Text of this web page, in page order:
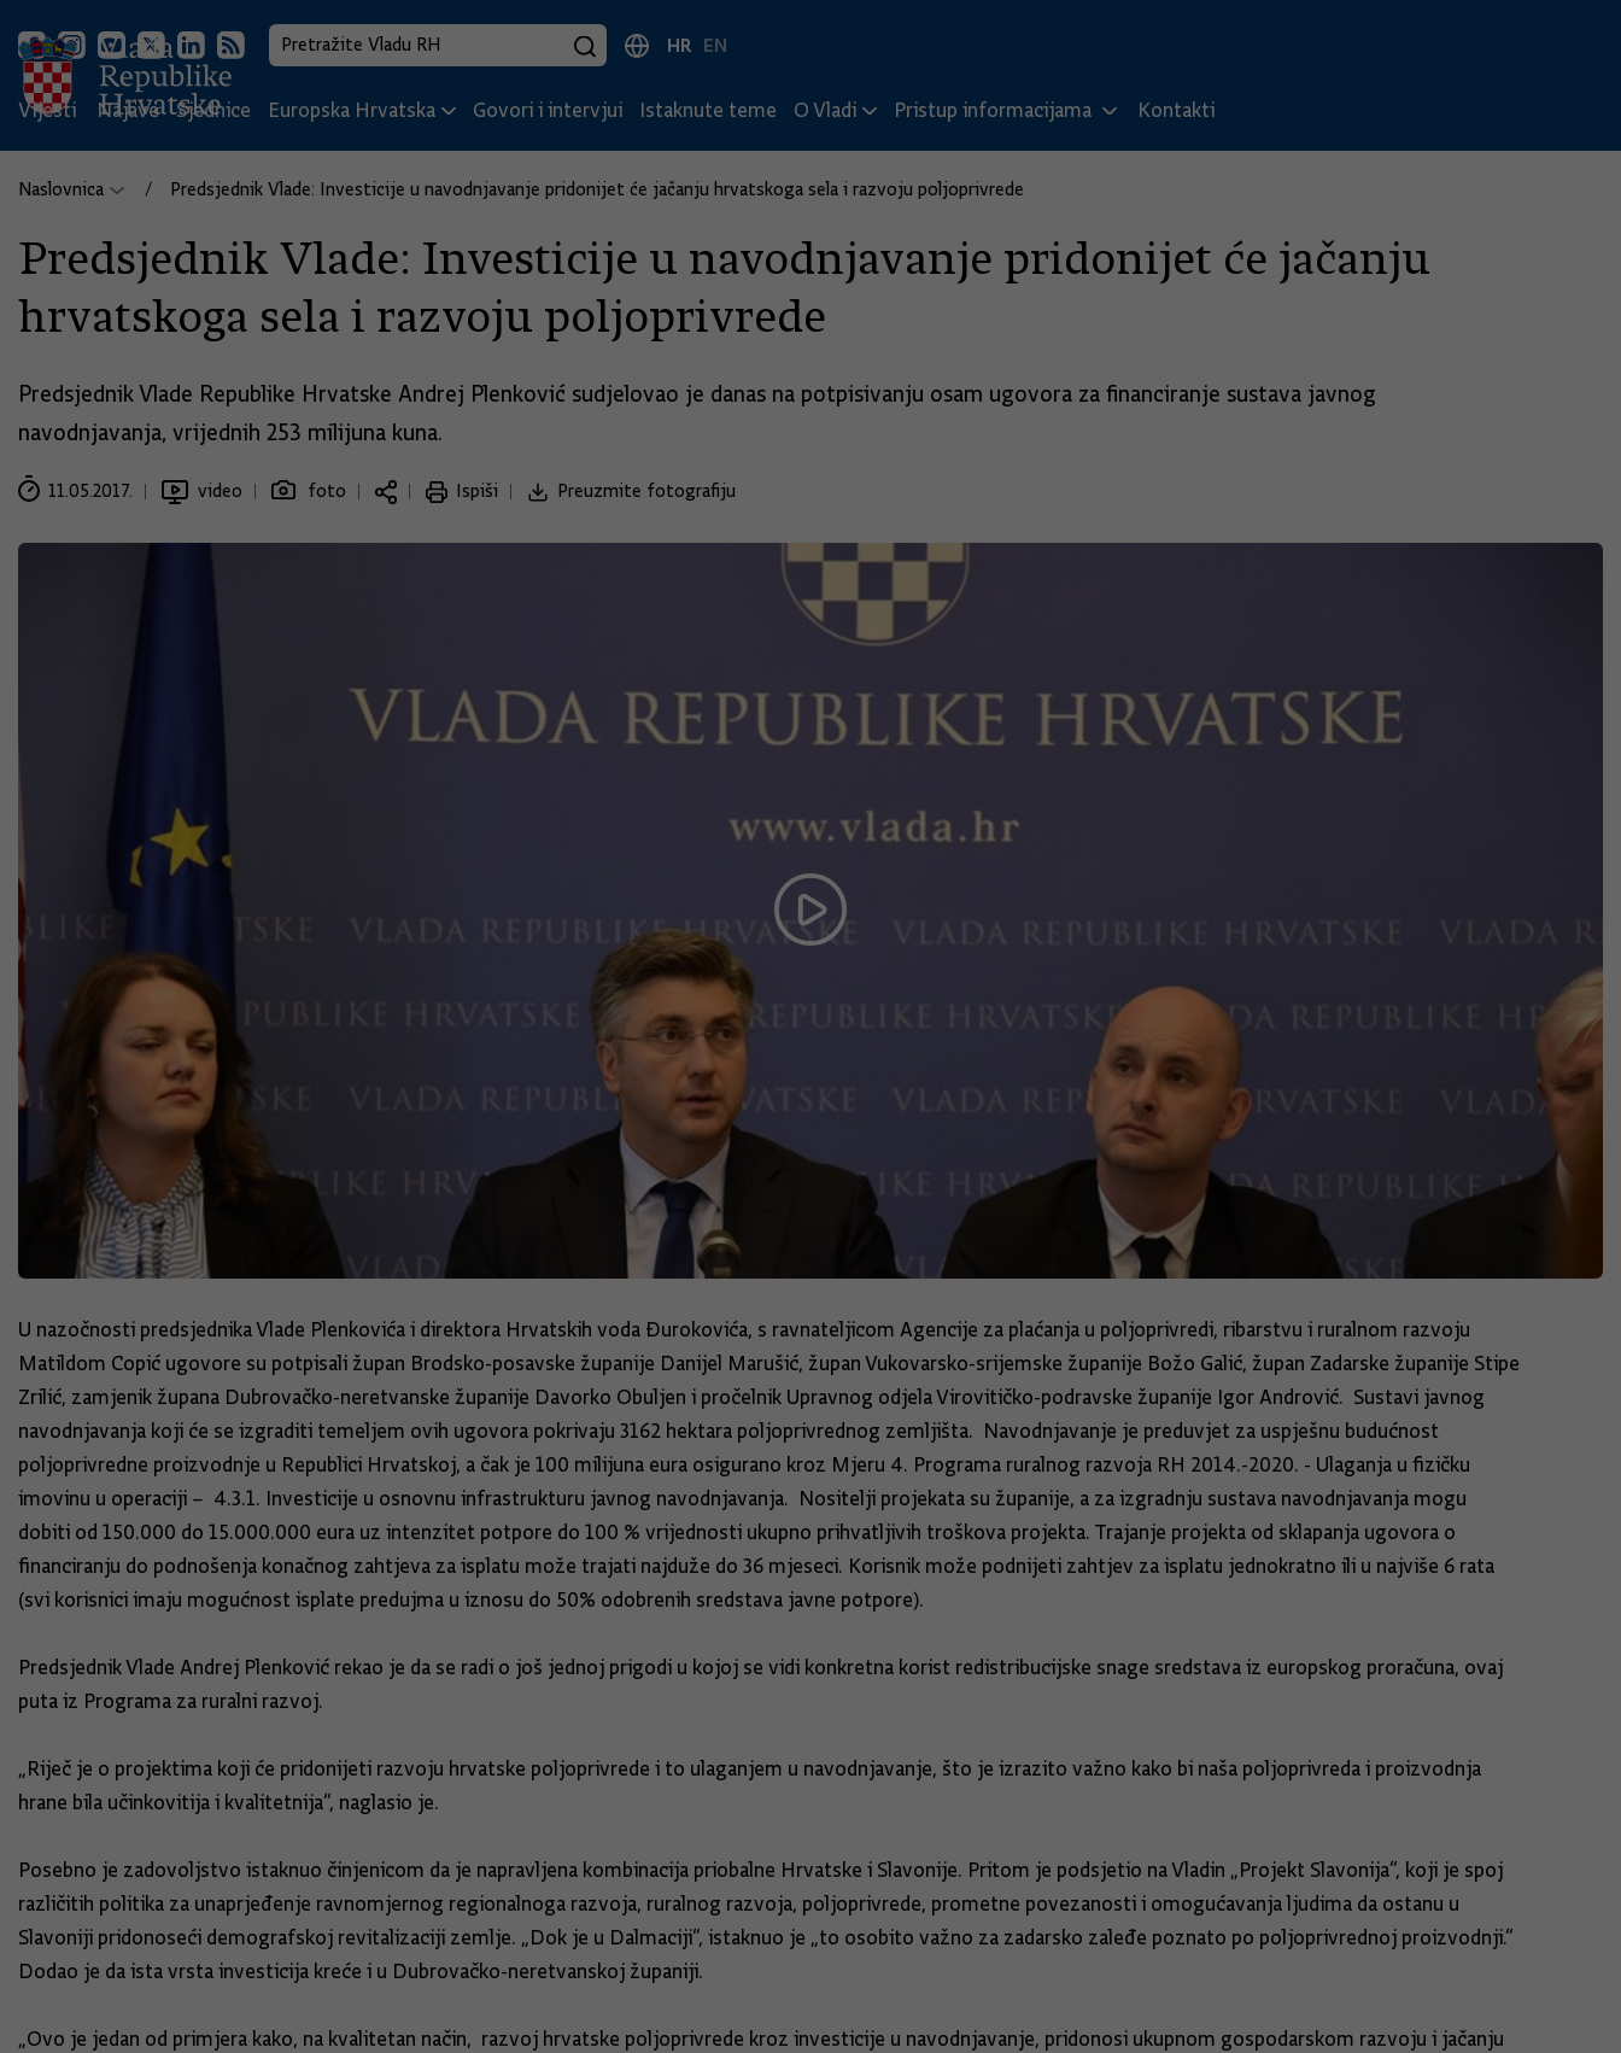
HR EN
Vijesti Najave Sjednice Europska Hrvatska Govori i intervjui Istaknute teme O Vladi Pristup informacijama Kontakti
Naslovnica Predsjednik Vlade: Investicije u navodnjavanje pridonijet će jačanju hrvatskoga sela i razvoju poljoprivrede
Predsjednik Vlade: Investicije u navodnjavanje pridonijet će jačanju
hrvatskoga sela i razvoju poljoprivrede
Predsjednik Vlade Republike Hrvatske Andrej Plenković sudjelovao je danas na potpisivanju osam ugovora za financiranje sustava javnog
navodnjavanja, vrijednih 253 milijuna kuna.
11.05.2017. video foto Ispiši Preuzmite fotografiju
U nazočnosti predsjednika Vlade Plenkovića i direktora Hrvatskih voda Đurokovića, s ravnateljicom Agencije za plaćanja u poljoprivredi, ribarstvu i ruralnom razvoju
Matildom Copić ugovore su potpisali župan Brodsko-posavske županije Danijel Marušić, župan Vukovarsko-srijemske županije Božo Galić, župan Zadarske županije Stipe
Zrilić, zamjenik župana Dubrovačko-neretvanske županije Davorko Obuljen i pročelnik Upravnog odjela Virovitičko-podravske županije Igor Andrović. Sustavi javnog
navodnjavanja koji će se izgraditi temeljem ovih ugovora pokrivaju 3162 hektara poljoprivrednog zemljišta. Navodnjavanje je preduvjet za uspješnu budućnost
poljoprivredne proizvodnje u Republici Hrvatskoj, a čak je 100 milijuna eura osigurano kroz Mjeru 4. Programa ruralnog razvoja RH 2014.-2020. - Ulaganja u fizičku
imovinu u operaciji – 4.3.1. Investicije u osnovnu infrastrukturu javnog navodnjavanja. Nositelji projekata su županije, a za izgradnju sustava navodnjavanja mogu
dobiti od 150.000 do 15.000.000 eura uz intenzitet potpore do 100 % vrijednosti ukupno prihvatljivih troškova projekta. Trajanje projekta od sklapanja ugovora o
financiranju do podnošenja konačnog zahtjeva za isplatu može trajati najduže do 36 mjeseci. Korisnik može podnijeti zahtjev za isplatu jednokratno ili u najviše 6 rata
(svi korisnici imaju mogućnost isplate predujma u iznosu do 50% odobrenih sredstava javne potpore).
Predsjednik Vlade Andrej Plenković rekao je da se radi o još jednoj prigodi u kojoj se vidi konkretna korist redistribucijske snage sredstava iz europskog proračuna, ovaj
puta iz Programa za ruralni razvoj.
„Riječ je o projektima koji će pridonijeti razvoju hrvatske poljoprivrede i to ulaganjem u navodnjavanje, što je izrazito važno kako bi naša poljoprivreda i proizvodnja
hrane bila učinkovitija i kvalitetnija“, naglasio je.
Posebno je zadovoljstvo istaknuo činjenicom da je napravljena kombinacija priobalne Hrvatske i Slavonije. Pritom je podsjetio na Vladin „Projekt Slavonija“, koji je spoj
različitih politika za unaprjeđenje ravnomjernog regionalnoga razvoja, ruralnog razvoja, poljoprivrede, prometne povezanosti i omogućavanja ljudima da ostanu u
Slavoniji pridonoseći demografskoj revitalizaciji zemlje. „Dok je u Dalmaciji“, istaknuo je „to osobito važno za zadarsko zaleđe poznato po poljoprivrednoj proizvodnji.“
Dodao je da ista vrsta investicija kreće i u Dubrovačko-neretvanskoj županiji.
„Ovo je jedan od primjera kako, na kvalitetan način, razvoj hrvatske poljoprivrede kroz investicije u navodnjavanje, pridonosi ukupnom gospodarskom razvoju i jačanju